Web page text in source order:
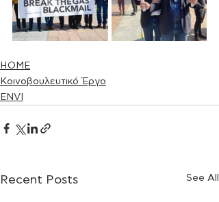
HOME
Κοινοβουλευτικό Έργο
ENVI
Recent Posts See All